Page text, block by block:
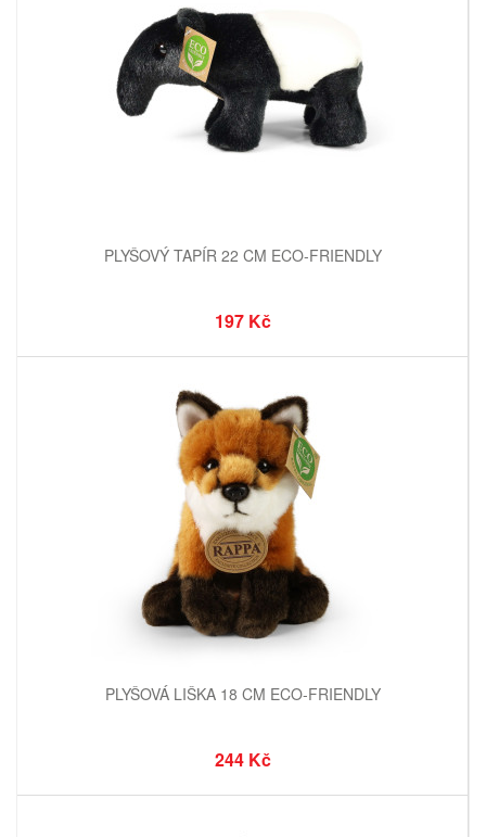
PLYŠOVÝ TAPÍR 22 CM ECO-FRIENDLY
197 Kč
PLYŠOVÁ LIŠKA 18 CM ECO-FRIENDLY
244 Kč